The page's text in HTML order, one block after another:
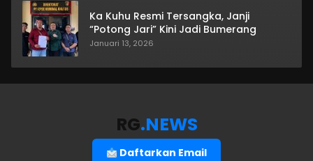
Ka Kuhu Resmi Tersangka, Janji
“Potong Jari” Kini Jadi Bumerang
Januari 13, 2026
RG.NEWS
Daftarkan Email